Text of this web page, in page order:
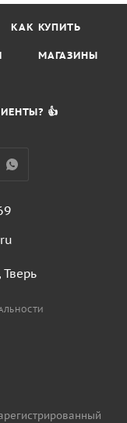
КАК КУПИТЬ
МАГАЗИНЫ
👍